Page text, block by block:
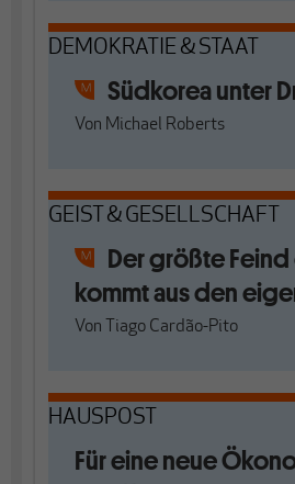
DEMOKRATIE & STAAT
Südkorea unter
Von Michael Roberts
GEIST & GESELLSCHAFT
Der größte
kommt aus den
Von Tiago Cardão-Pito
HAUSPOST
Für eine neue